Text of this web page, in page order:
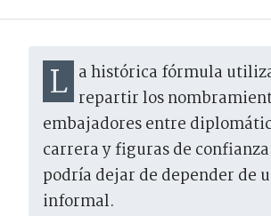
La histórica fórmula utilizada para repartir los
embajadores entre
carrera y figuras de
podría dejar de depender de
informal.